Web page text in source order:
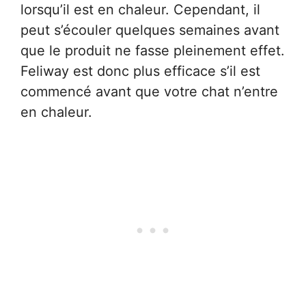
lorsqu’il est en chaleur. Cependant, il
peut s’écouler quelques semaines avant
que le produit ne fasse pleinement effet.
Feliway est donc plus efficace s’il est
commencé avant que votre chat n’entre
en chaleur.